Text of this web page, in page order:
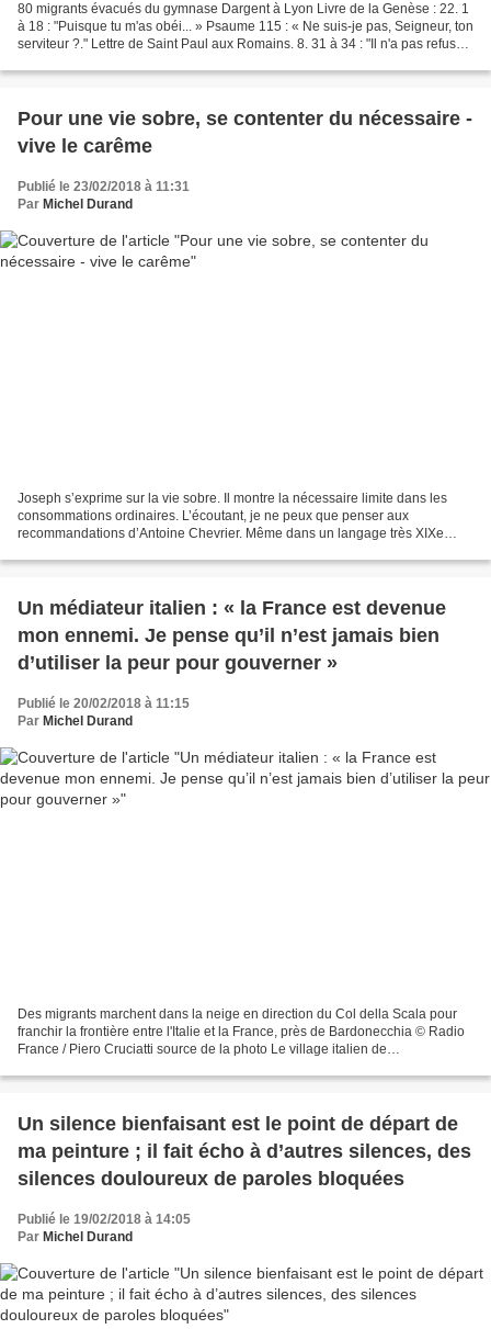
80 migrants évacués du gymnase Dargent à Lyon Livre de la Genèse : 22. 1
à 18 : "Puisque tu m'as obéi... » Psaume 115 : « Ne suis-je pas, Seigneur, ton
serviteur ?." Lettre de Saint Paul aux Romains. 8. 31 à 34 : "Il n'a pas refusé
Pour une vie sobre, se contenter du nécessaire -
vive le carême
Publié le 23/02/2018 à 11:31
Par Michel Durand
Joseph s’exprime sur la vie sobre. Il montre la nécessaire limite dans les
consommations ordinaires. L’écoutant, je ne peux que penser aux
recommandations d’Antoine Chevrier. Même dans un langage très XIXe
Un médiateur italien : « la France est devenue
mon ennemi. Je pense qu’il n’est jamais bien
d’utiliser la peur pour gouverner »
Publié le 20/02/2018 à 11:15
Par Michel Durand
Des migrants marchent dans la neige en direction du Col della Scala pour
franchir la frontière entre l'Italie et la France, près de Bardonecchia © Radio
France / Piero Cruciatti source de la photo Le village italien de
Un silence bienfaisant est le point de départ de
ma peinture ; il fait écho à d’autres silences, des
silences douloureux de paroles bloquées
Publié le 19/02/2018 à 14:05
Par Michel Durand